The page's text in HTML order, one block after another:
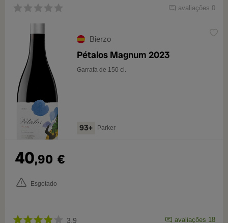
avaliações 0
Bierzo
Pétalos Magnum 2023
Garrafa de 150 cl.
93+ Parker
40,90 €
Esgotado
3,9 avaliações 18